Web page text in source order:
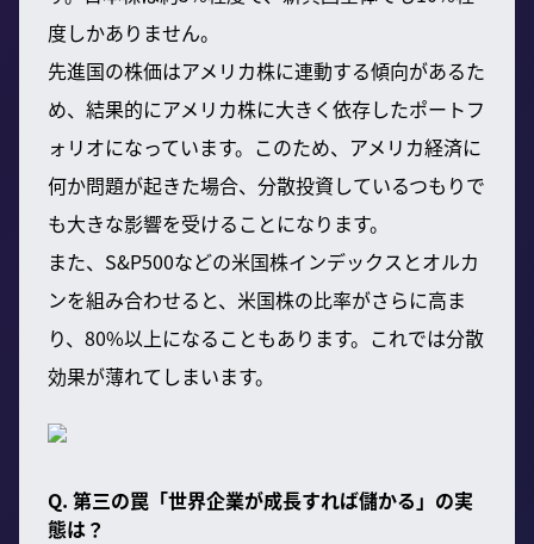
度しかありません。
先進国の株価はアメリカ株に連動する傾向があるた
め、結果的にアメリカ株に大きく依存したポートフ
ォリオになっています。このため、アメリカ経済に
何か問題が起きた場合、分散投資しているつもりで
も大きな影響を受けることになります。
また、S&P500などの米国株インデックスとオルカ
ンを組み合わせると、米国株の比率がさらに高ま
り、80%以上になることもあります。これでは分散
効果が薄れてしまいます。
Q. 第三の罠「世界企業が成長すれば儲かる」の実
態は？